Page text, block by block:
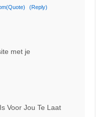
(Quote) (Reply)
met je
Voor Jou Te Laat